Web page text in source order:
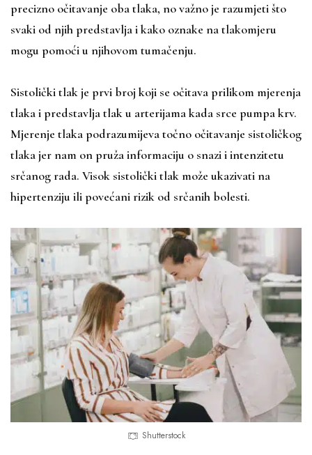
precizno očitavanje oba tlaka, no važno je razumjeti što
svaki od njih predstavlja i kako oznake na tlakomjeru
mogu pomoći u njihovom tumačenju.
Sistolički tlak je prvi broj koji se očitava prilikom mjerenja
tlaka i predstavlja tlak u arterijama kada srce pumpa krv.
Mjerenje tlaka podrazumijeva točno očitavanje sistoličkog
tlaka jer nam on pruža informaciju o snazi i intenzitetu
srčanog rada. Visok sistolički tlak može ukazivati na
hipertenziju ili povećani rizik od srčanih bolesti.
Shutterstock